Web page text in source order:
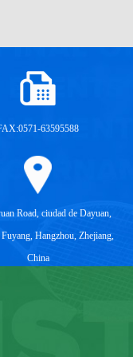
63595588
Road, ciudad de Dayuan,
Hangzhou, Zhejiang,
China